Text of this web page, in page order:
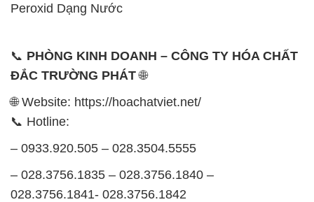
Peroxid Dạng Nước
📞 PHÒNG KINH DOANH – CÔNG TY HÓA CHẤT
ĐẮC TRƯỜNG PHÁT🌐
🌐 Website: https://hoachatviet.net/
📞 Hotline:
– 0933.920.505 – 028.3504.5555
– 028.3756.1835 – 028.3756.1840 –
028.3756.1841- 028.3756.1842